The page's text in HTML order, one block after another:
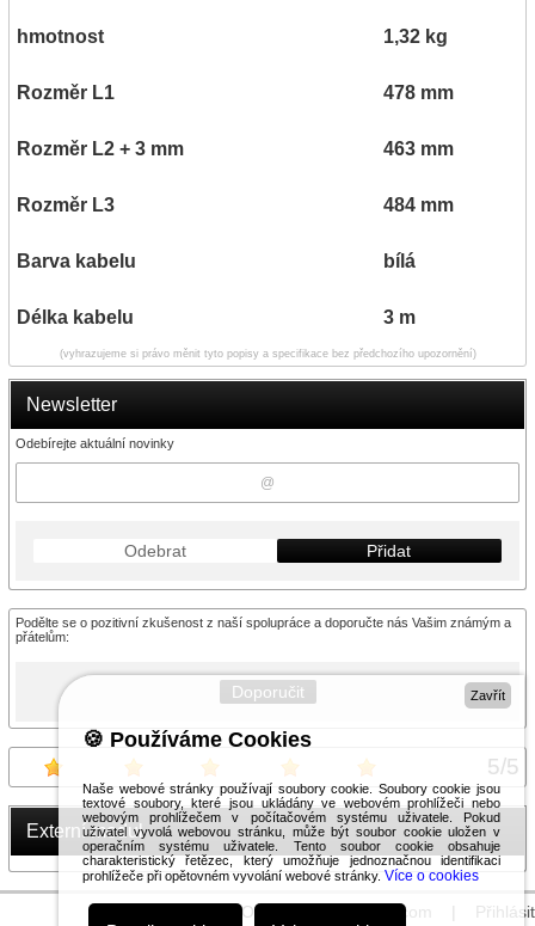
Newsletter
Odebírejte aktuální novinky
Odebrat Přidat
Podělte se o pozitivní zkušenost z naší spolupráce a doporučte nás Vašim známým a
přátelům:
Doporučit
5/5
Externí modul
hmotnost 1,32 kg
Rozměr L1 478 mm
Rozměr L2 + 3 mm 463 mm
Rozměr L3 484 mm
Barva kabelu bílá
Délka kabelu 3 m
(vyhrazujeme si právo měnit tyto popisy a specifikace bez předchozího upozornění)
© 2026 WEXBO | www.wexbo.com Přihlásit
Zavřít
🍪 Používáme Cookies
Naše webové stránky používají soubory cookie. Soubory cookie jsou
textové soubory, které jsou ukládány ve webovém prohlížeči nebo
webovým prohlížečem v počítačovém systému uživatele. Pokud
uživatel vyvolá webovou stránku, může být soubor cookie uložen v
operačním systému uživatele. Tento soubor cookie obsahuje
charakteristický řetězec, který umožňuje jednoznačnou identifikaci
prohlížeče při opětovném vyvolání webové stránky.Více o cookies